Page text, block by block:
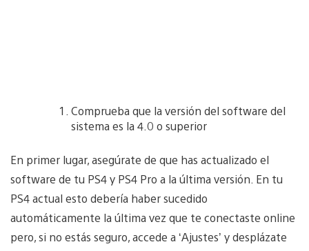
Comprueba que la versión del software del
sistema es la 4.0 o superior
En primer lugar, asegúrate de que has actualizado el
software de tu PS4 y PS4 Pro a la última versión. En tu
PS4 actual esto debería haber sucedido
automáticamente la última vez que te conectaste online
pero, si no estás seguro, accede a ‘Ajustes’ y desplázate